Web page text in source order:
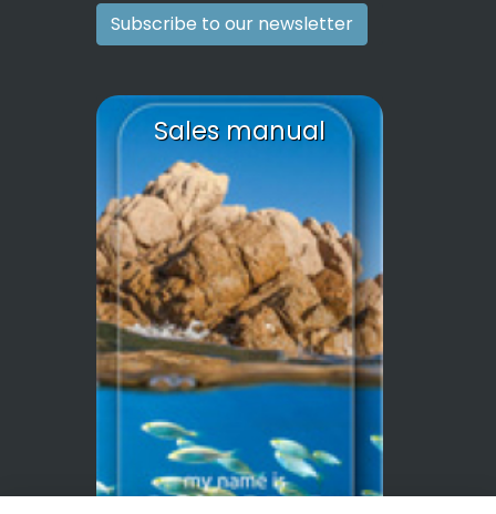
Subscribe to our newsletter
Sales manual